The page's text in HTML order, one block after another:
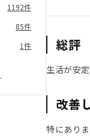
1192件
85件
1件 総評
生活が安
改善
特にあり